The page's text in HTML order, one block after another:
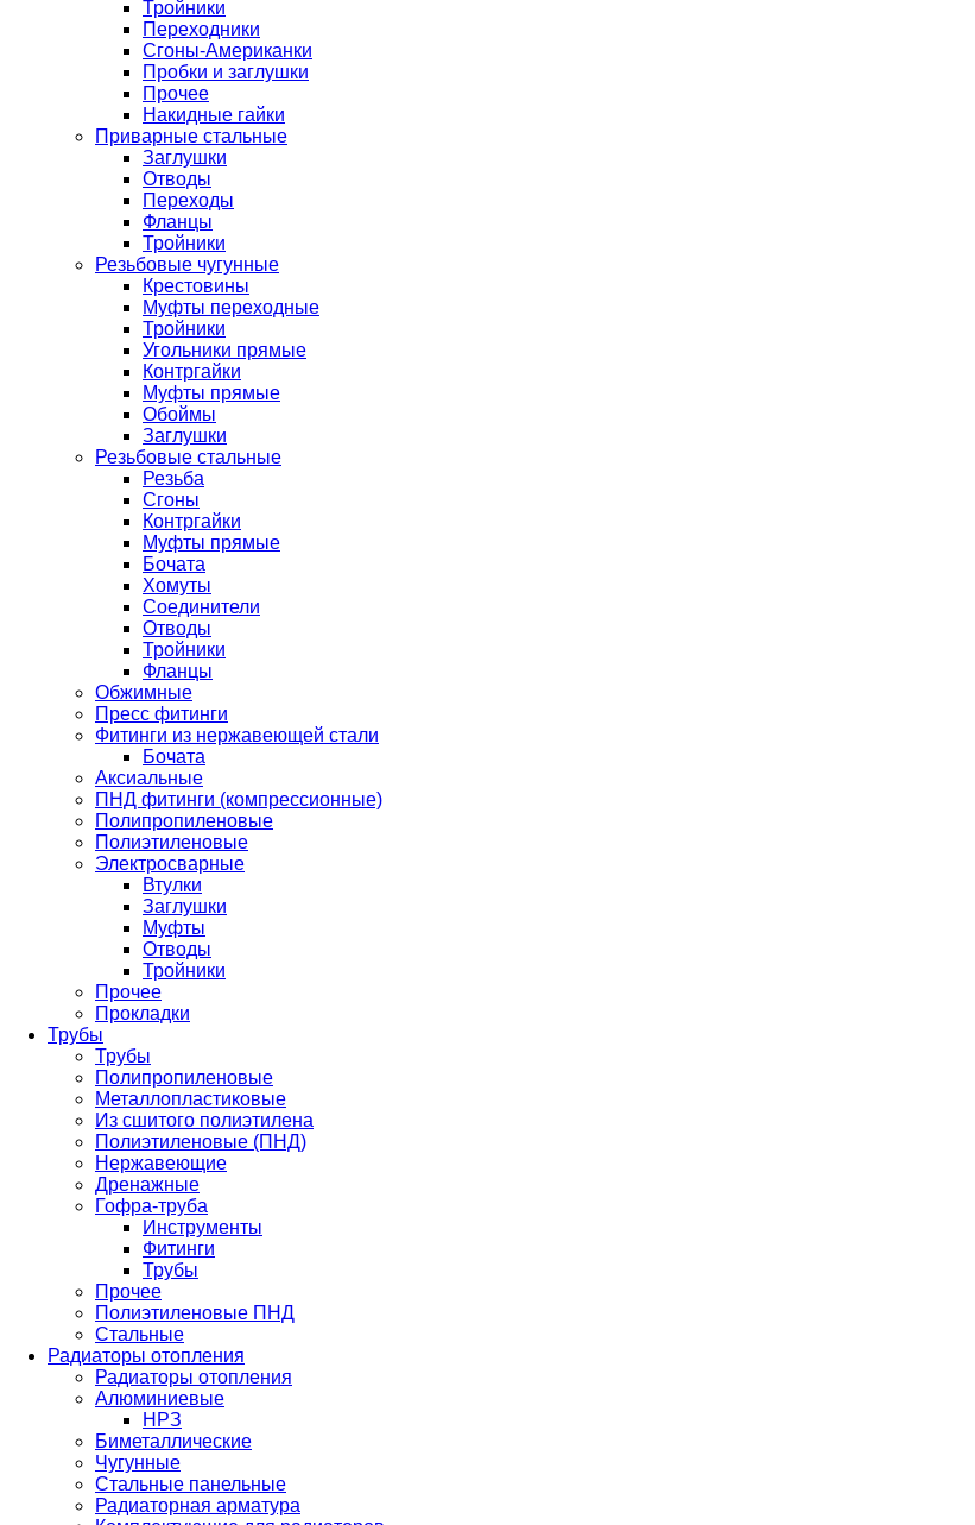
Тройники
Переходники
Сгоны-Американки
Пробки и заглушки
Прочее
Накидные гайки
Приварные стальные
Заглушки
Отводы
Переходы
Фланцы
Тройники
Резьбовые чугунные
Крестовины
Муфты переходные
Тройники
Угольники прямые
Контргайки
Муфты прямые
Обоймы
Заглушки
Резьбовые стальные
Резьба
Сгоны
Контргайки
Муфты прямые
Бочата
Хомуты
Соединители
Отводы
Тройники
Фланцы
Обжимные
Пресс фитинги
Фитинги из нержавеющей стали
Бочата
Аксиальные
ПНД фитинги (компрессионные)
Полипропиленовые
Полиэтиленовые
Электросварные
Втулки
Заглушки
Муфты
Отводы
Тройники
Прочее
Прокладки
Трубы
Трубы
Полипропиленовые
Металлопластиковые
Из сшитого полиэтилена
Полиэтиленовые (ПНД)
Нержавеющие
Дренажные
Гофра-труба
Инструменты
Фитинги
Трубы
Прочее
Полиэтиленовые ПНД
Стальные
Радиаторы отопления
Радиаторы отопления
Алюминиевые
НРЗ
Биметаллические
Чугунные
Стальные панельные
Радиаторная арматура